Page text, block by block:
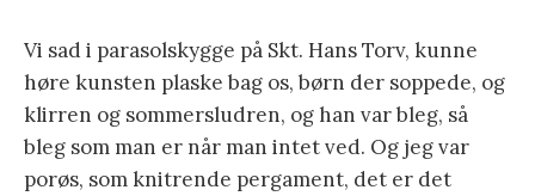
Vi sad i parasolskygge på Skt. Hans Torv, kunne
høre kunsten plaske bag os, børn der soppede, og
klirren og sommersludren, og han var bleg, så
bleg som man er når man intet ved. Og jeg var
porøs, som knitrende pergament, det er det